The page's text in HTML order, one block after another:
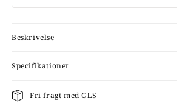
Beskrivelse
Specifikationer
Fri fragt med GLS